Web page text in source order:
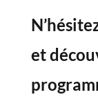
et